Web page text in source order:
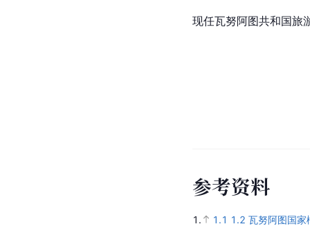
现任瓦努阿图共和国旅
参考资料
1. 1.1 1.2 瓦努阿图国家